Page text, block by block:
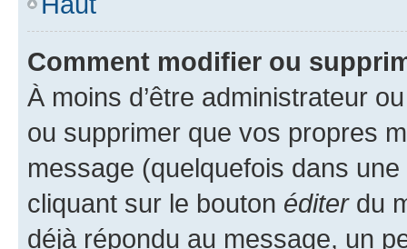
Comment modifier ou
À moins d’être administrateur
ou supprimer que vos propres
message (quelquefois dans
cliquant sur le bouton éditerdu
déjà répondu au message, un